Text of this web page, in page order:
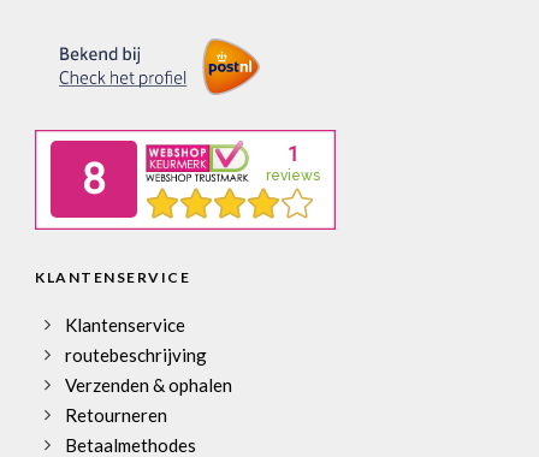
KLANTENSERVICE
Klantenservice
routebeschrijving
Verzenden & ophalen
Retourneren
Betaalmethodes